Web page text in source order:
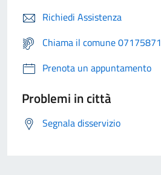
Richiedi Assistenza
Chiama il comune 07175871
Prenota un appuntamento
Problemi in città
Segnala disservizio